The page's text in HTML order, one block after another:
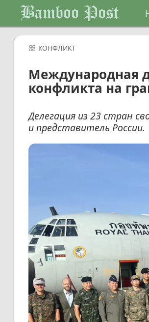
Bamboo Post
КОНФЛИКТ
Международная
конфликта на
Делегация из 23 стран
и представитель России.